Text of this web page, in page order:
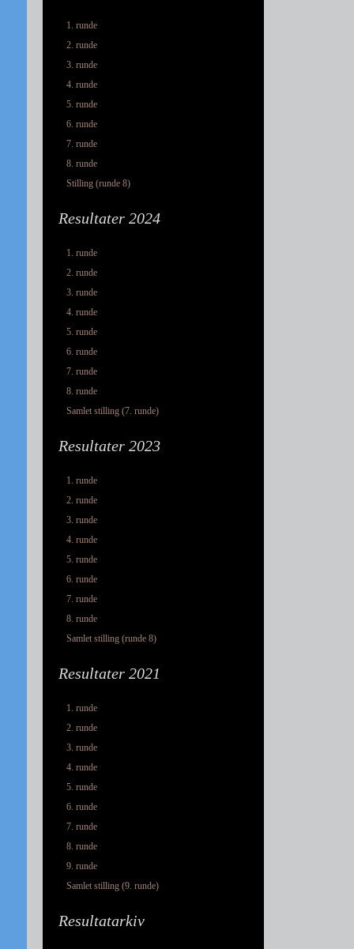
1. runde
2. runde
3. runde
4. runde
5. runde
6. runde
7. runde
8. runde
Stilling (runde 8)
Resultater 2024
1. runde
2. runde
3. runde
4. runde
5. runde
6. runde
7. runde
8. runde
Samlet stilling (7. runde)
Resultater 2023
1. runde
2. runde
3. runde
4. runde
5. runde
6. runde
7. runde
8. runde
Samlet stilling (runde 8)
Resultater 2021
1. runde
2. runde
3. runde
4. runde
5. runde
6. runde
7. runde
8. runde
9. runde
Samlet stilling (9. runde)
Resultatarkiv